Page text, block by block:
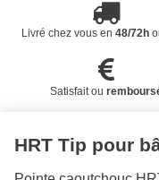
Livré chez vous en 48/72h
Satisfait ou
HRT Tip pour